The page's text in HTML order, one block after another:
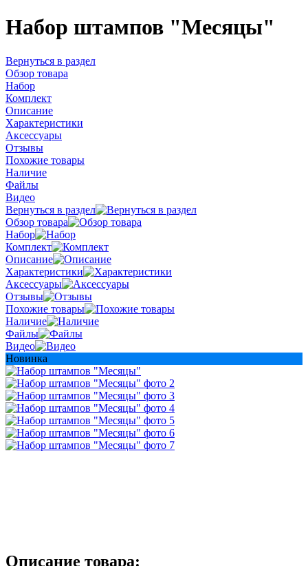
Набор штампов "Месяцы"
Вернуться в раздел
Обзор товара
Набор
Комплект
Описание
Характеристики
Аксессуары
Отзывы
Похожие товары
Наличие
Файлы
Видео
Вернуться в раздел
Обзор товара
Набор
Комплект
Описание
Характеристики
Аксессуары
Отзывы
Похожие товары
Наличие
Файлы
Видео
Новинка
Описание товара: